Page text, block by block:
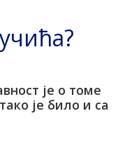
је о томе
је било и са